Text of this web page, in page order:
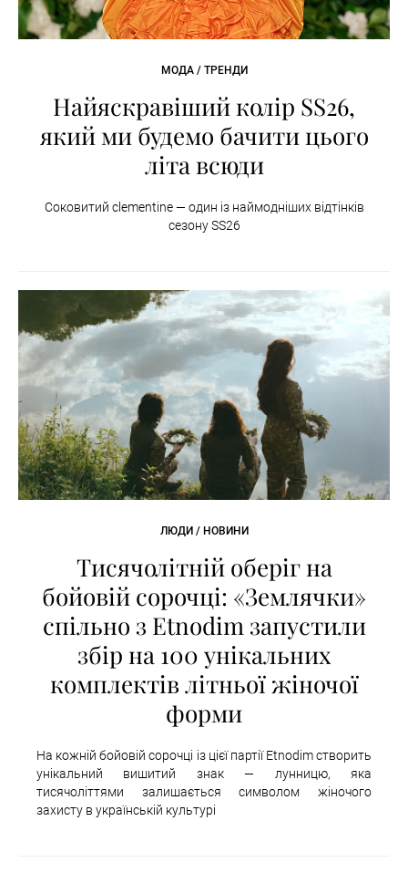
МОДА / ТРЕНДИ
Найяскравіший колір SS26,
який ми будемо бачити цього
літа всюди
Соковитий clementine — один із наймодніших відтінків
сезону SS26
ЛЮДИ / НОВИНИ
Тисячолітній оберіг на
бойовій сорочці: «Землячки»
спільно з Etnodim запустили
збір на 100 унікальних
комплектів літньої жіночої
форми
На кожній бойовій сорочці із цієї партії Etnodim створить
унікальний вишитий знак — лунницю, яка
тисячоліттями залишається символом жіночого
захисту в українській культурі